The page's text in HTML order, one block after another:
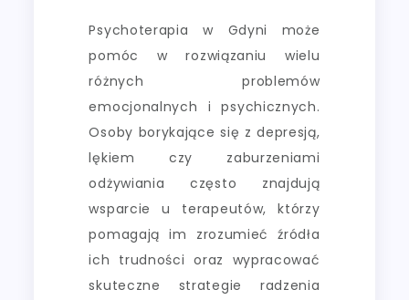
Psychoterapia w Gdyni może
pomóc w rozwiązaniu wielu
różnych problemów
emocjonalnych i psychicznych.
Osoby borykające się z depresją,
lękiem czy zaburzeniami
odżywiania często znajdują
wsparcie u terapeutów, którzy
pomagają im zrozumieć źródła
ich trudności oraz wypracować
skuteczne strategie radzenia